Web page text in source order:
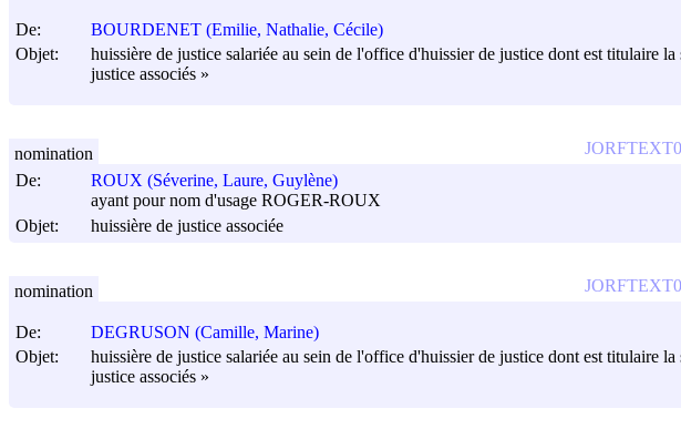
De:
BOURDENET (Emilie, Nathalie, Cécile)
Objet:
huissière de justice salariée au sein de l'office d'huissier de justice dont est titulaire
justice associés »
De:
ROUX (Séverine, Laure, Guylène)
ayant pour nom d'usage ROGER-ROUX
Objet:
huissière de justice associée
nomination
De:
DEGRUSON (Camille, Marine)
Objet:
huissière de justice salariée au sein de l'office d'huissier de justice dont est
justice associés »
nomination